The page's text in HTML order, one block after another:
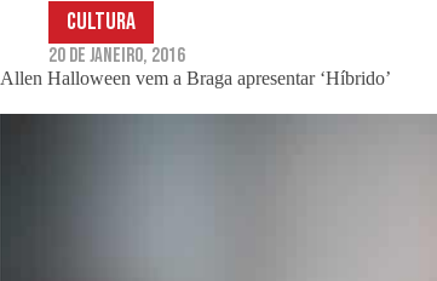
Allen Halloween vem a Braga apresentar ‘Híbrido’
Cultura
20 de Janeiro, 2016